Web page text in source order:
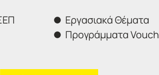
και εξασφαλίζεται η συμμετοχή
χώρο
πιστοποίησης, SCA –
τις πόρτες!
Εργασιακά Θέματα
Προγράμματα